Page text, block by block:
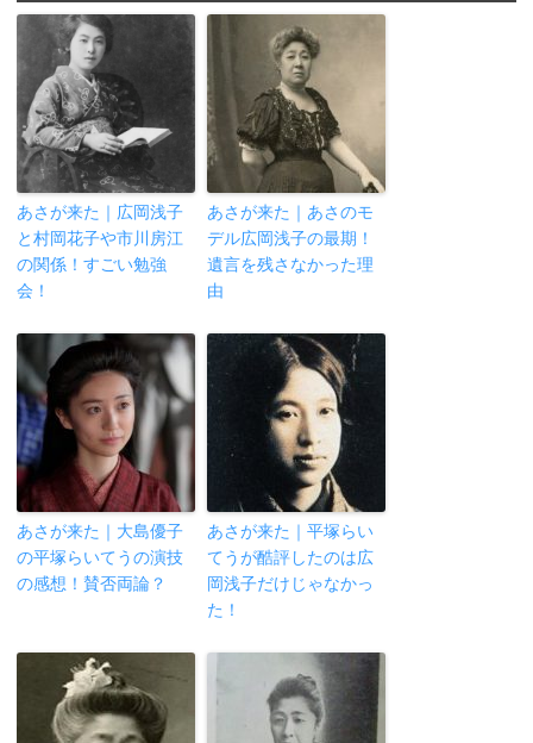
あさが来た｜広岡浅子
と村岡花子や市川房江
の関係！すごい勉強
会！
あさが来た｜あさのモ
デル広岡浅子の最期！
遺言を残さなかった理
由
あさが来た｜大島優子
の平塚らいてうの演技
の感想！賛否両論？
あさが来た｜平塚らい
てうが酷評したのは広
岡浅子だけじゃなかっ
た！